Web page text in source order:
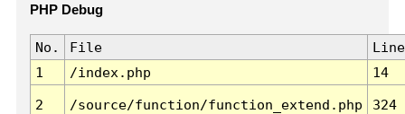
PHP Debug
No. File
Line
1
/index.php 14
2 /source/function/function_extend.php 324